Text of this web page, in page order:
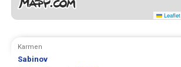
Leaflet
Karmen
Sabinov